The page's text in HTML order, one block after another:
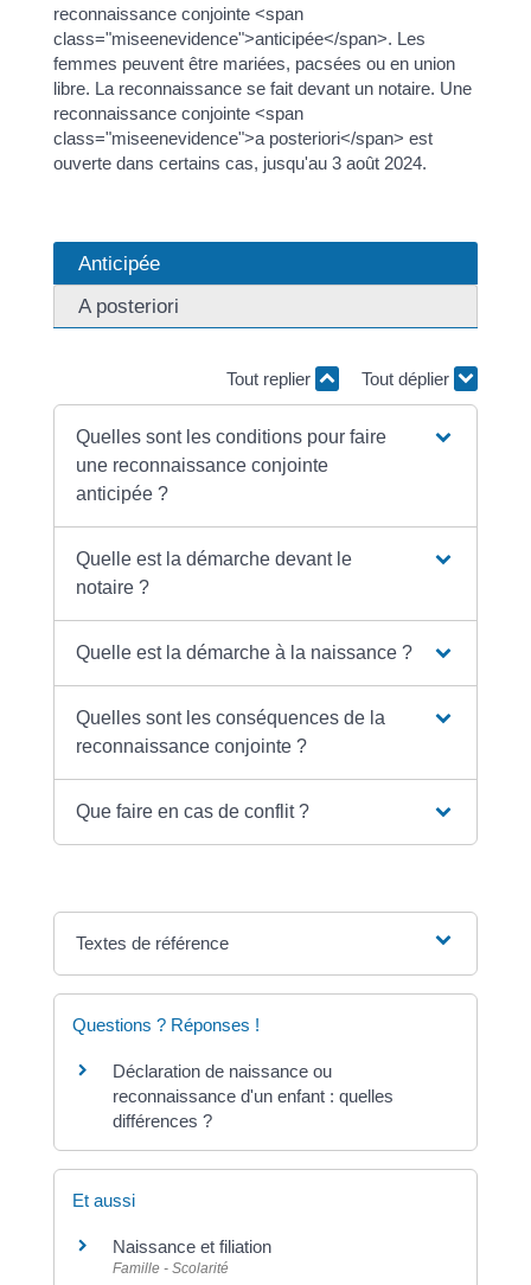
reconnaissance conjointe <span
class="miseenevidence">anticipée</span>. Les
femmes peuvent être mariées, pacsées ou en union
libre. La reconnaissance se fait devant un notaire. Une
reconnaissance conjointe <span
class="miseenevidence">a posteriori</span> est
ouverte dans certains cas, jusqu'au 3 août 2024.
Anticipée
A posteriori
Tout replier Tout déplier
Quelles sont les conditions pour faire
une reconnaissance conjointe
anticipée ?
Quelle est la démarche devant le
notaire ?
Quelle est la démarche à la naissance ?
Quelles sont les conséquences de la
reconnaissance conjointe ?
Que faire en cas de conflit ?
Textes de référence
Questions ? Réponses !
Déclaration de naissance ou
reconnaissance d'un enfant : quelles
différences ?
Et aussi
Naissance et filiation
Famille - Scolarité